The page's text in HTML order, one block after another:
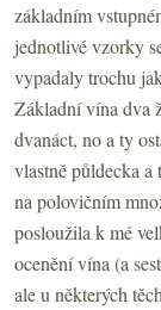
základním
jednotlivé vzorky
vypadaly trochu
Základní vína dva
dvanáct, no a ty
vlastně půldecka
na polovičním
posloužila k mé
ocenění vína (a
ale u některých